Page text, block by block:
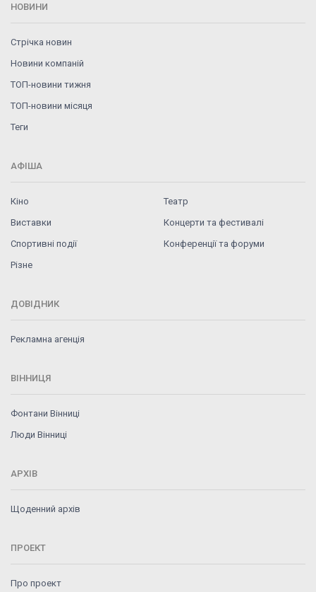
НОВИНИ
Стрічка новин
Новини компаній
ТОП-новини тижня
ТОП-новини місяця
Теги
АФІША
Кіно
Театр
Виставки
Концерти та фестивалі
Спортивні події
Конференції та форуми
Різне
ДОВІДНИК
Рекламна агенція
ВІННИЦЯ
Фонтани Вінниці
Люди Вінниці
АРХІВ
Щоденний архів
ПРОЕКТ
Про проект